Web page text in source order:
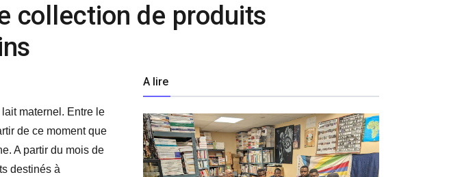
collection de produits
maternel. Entre le
de ce moment que
A partir du mois de
destinés à
A lire